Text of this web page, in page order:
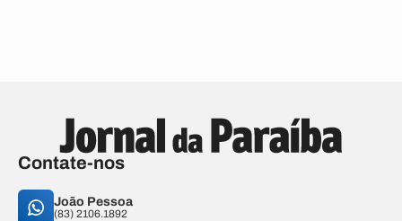
Contate-nos
João Pessoa
(83) 2106.1892